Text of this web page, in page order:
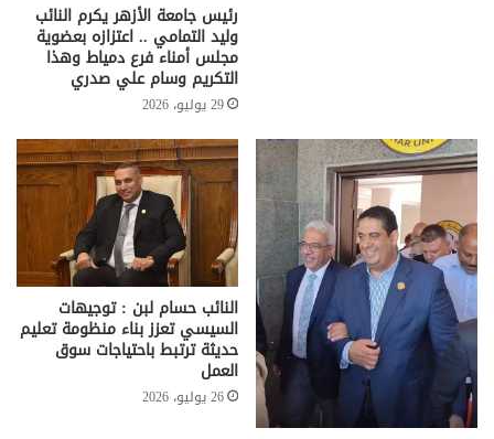
رئيس جامعة الأزهر يكرم النائب
وليد التمامي .. اعتزازه بعضوية
مجلس أمناء فرع دمياط وهذا
التكريم وسام علي صدري
29 يوليو، 2026
النائب حسام لبن : توجيهات
السيسي تعزز بناء منظومة تعليم
حديثة ترتبط باحتياجات سوق
العمل
26 يوليو، 2026